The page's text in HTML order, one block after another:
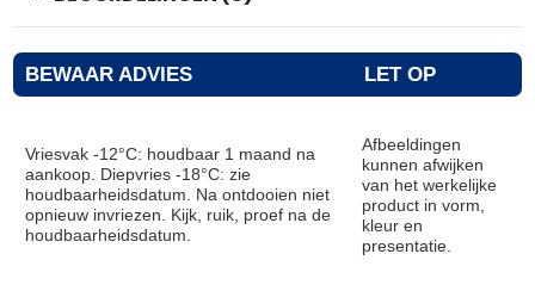
BEWAAR ADVIES LET OP
Vriesvak -12°C: houdbaar 1 maand na
aankoop. Diepvries -18°C: zie
houdbaarheidsdatum. Na ontdooien niet
opnieuw invriezen. Kijk, ruik, proef na de
houdbaarheidsdatum.
Afbeeldingen
kunnen afwijken
van het werkelijke
product in vorm,
kleur en
presentatie.